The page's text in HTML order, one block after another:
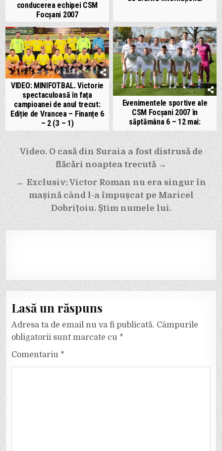
conducerea echipei CSM
Focșani 2007
VIDEO: MINIFOTBAL. Victorie
spectaculoasă în fața
campioanei de anul trecut:
Ediție de Vrancea – Finanțe 6
– 2 (3 – 1)
Evenimentele sportive ale
CSM Focșani 2007 în
săptămâna 6 – 12 mai:
Navigare
în
articole
Video. O casă din Suraia a fost distrusă de
flăcări noaptea trecută →
← Exclusiv: Victor Roman nu era singur în
mașină când l-a împușcat pe Maricel
Dobrițoiu. Știm numele lui.
Lasă un răspuns
Adresa ta de email nu va fi publicată. Câmpurile
obligatorii sunt marcate cu *
Comentariu *